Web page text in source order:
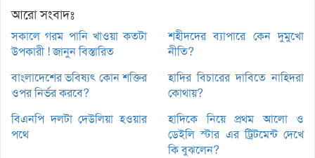
আরো সংবাদঃ
সকালে গরম পানি খাওয়া কতটা
উপকারী ! জানুন বিস্তারিত
শহীদদের ব্যাপারে কেন দুমুখো
নীতি?
বাংলাদেশের ভবিষ্যৎ কোন শক্তির
ওপর নির্ভর করবে?
হাদির বিচারের দাবিতে নাহিদরা
কোথায়?
বিএনপি দলটা দেউলিয়া হওয়ার
পথে
হাদিকে নিয়ে প্রথম আলো ও
ডেইলি স্টার এর ট্রিটমেন্ট দেখে
কি বুঝলেন?